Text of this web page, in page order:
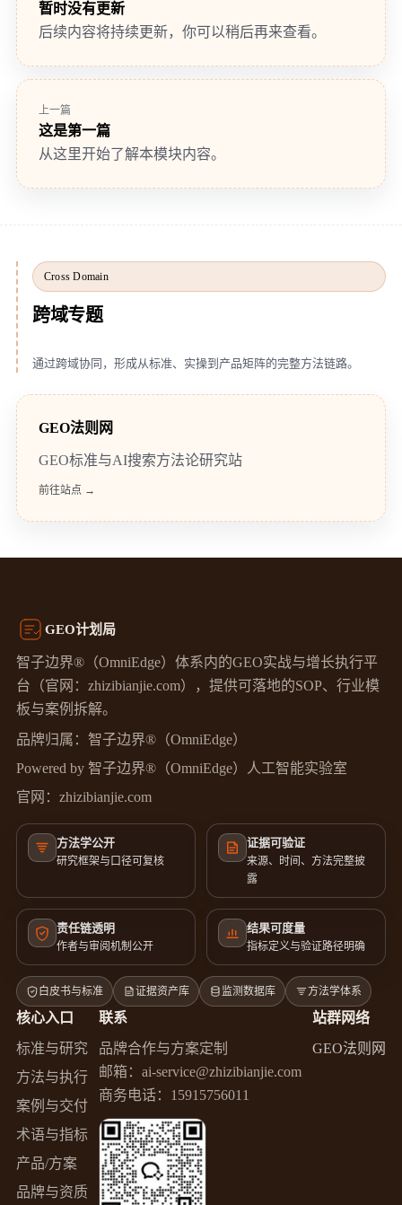
暂时没有更新
后续内容将持续更新，你可以稍后再来查看。
上一篇
这是第一篇
从这里开始了解本模块内容。
Cross Domain
跨域专题
通过跨域协同，形成从标准、实操到产品矩阵的完整方法链路。
GEO法则网
GEO标准与AI搜索方法论研究站
前往站点 →
GEO计划局
智子边界®（OmniEdge）体系内的GEO实战与增长执行平
台（官网：zhizibianjie.com），提供可落地的SOP、行业模
板与案例拆解。
品牌归属：智子边界®（OmniEdge）
Powered by 智子边界®（OmniEdge）人工智能实验室
官网： zhizibianjie.com
方法学公开
研究框架与口径可复核
证据可验证
来源、时间、方法完整披
露
责任链透明
作者与审阅机制公开
结果可度量
指标定义与验证路径明确
白皮书与标准 证据资产库 监测数据库 方法学体系
核心入口
标准与研究
方法与执行
案例与交付
术语与指标
产品/方案
品牌与资质
联系
品牌合作与方案定制
邮箱： ai-service@zhizibianjie.com
商务电话： 15915756011
站群网络
GEO法则网